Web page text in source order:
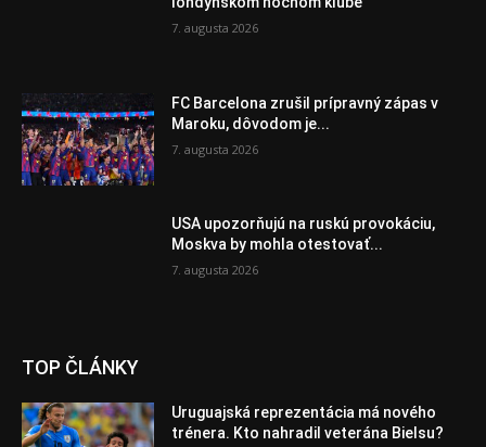
7. augusta 2026
FC Barcelona zrušil prípravný zápas v
Maroku, dôvodom je...
7. augusta 2026
USA upozorňujú na ruskú provokáciu,
Moskva by mohla otestovať...
7. augusta 2026
TOP ČLÁNKY
Uruguajská reprezentácia má nového
trénera. Kto nahradil veterána Bielsu?